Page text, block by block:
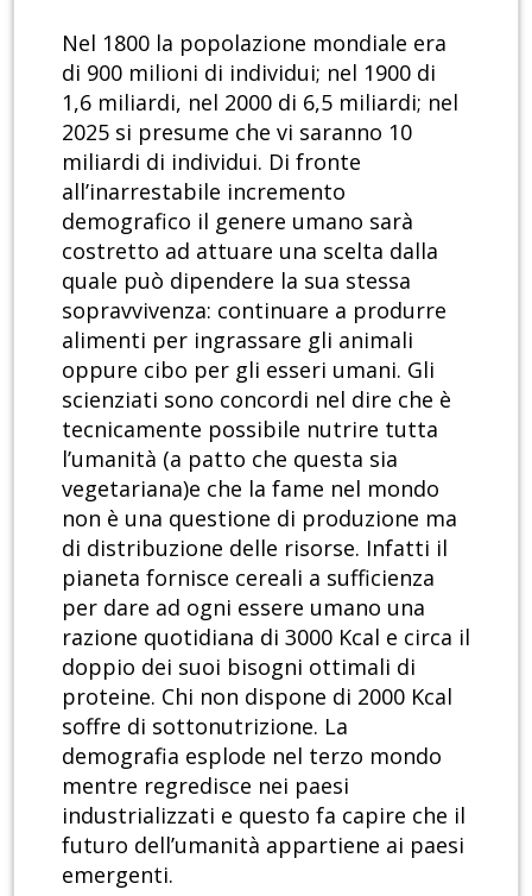
Nel 1800 la popolazione mondiale era
di 900 milioni di individui; nel 1900 di
1,6 miliardi, nel 2000 di 6,5 miliardi; nel
2025 si presume che vi saranno 10
miliardi di individui. Di fronte
all’inarrestabile incremento
demografico il genere umano sarà
costretto ad attuare una scelta dalla
quale può dipendere la sua stessa
sopravvivenza: continuare a produrre
alimenti per ingrassare gli animali
oppure cibo per gli esseri umani. Gli
scienziati sono concordi nel dire che è
tecnicamente possibile nutrire tutta
l’umanità (a patto che questa sia
vegetariana)e che la fame nel mondo
non è una questione di produzione ma
di distribuzione delle risorse. Infatti il
pianeta fornisce cereali a sufficienza
per dare ad ogni essere umano una
razione quotidiana di 3000 Kcal e circa il
doppio dei suoi bisogni ottimali di
proteine. Chi non dispone di 2000 Kcal
soffre di sottonutrizione. La
demografia esplode nel terzo mondo
mentre regredisce nei paesi
industrializzati e questo fa capire che il
futuro dell’umanità appartiene ai paesi
emergenti.